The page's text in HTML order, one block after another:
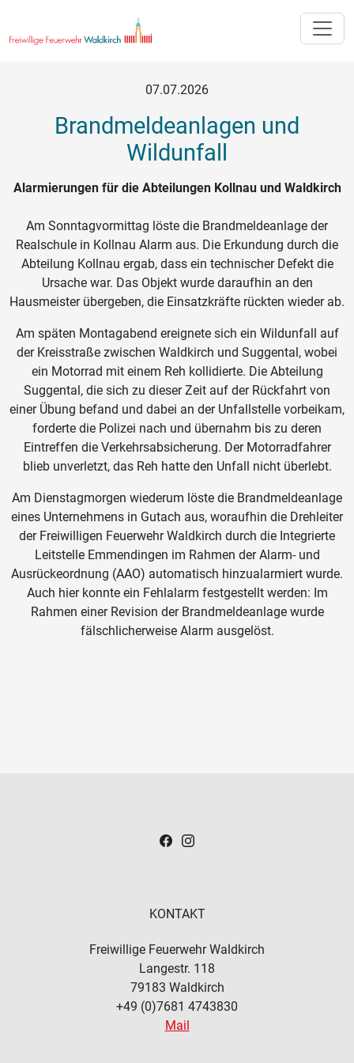
07.07.2026
Brandmeldeanlagen und
Wildunfall
Alarmierungen für die Abteilungen Kollnau und Waldkirch
Am Sonntagvormittag löste die Brandmeldeanlage der
Realschule in Kollnau Alarm aus. Die Erkundung durch die
Abteilung Kollnau ergab, dass ein technischer Defekt die
Ursache war. Das Objekt wurde daraufhin an den
Hausmeister übergeben, die Einsatzkräfte rückten wieder ab.
Am späten Montagabend ereignete sich ein Wildunfall auf
der Kreisstraße zwischen Waldkirch und Suggental, wobei
ein Motorrad mit einem Reh kollidierte. Die Abteilung
Suggental, die sich zu dieser Zeit auf der Rückfahrt von
einer Übung befand und dabei an der Unfallstelle vorbeikam,
forderte die Polizei nach und übernahm bis zu deren
Eintreffen die Verkehrsabsicherung. Der Motorradfahrer
blieb unverletzt, das Reh hatte den Unfall nicht überlebt.
Am Dienstagmorgen wiederum löste die Brandmeldeanlage
eines Unternehmens in Gutach aus, woraufhin die Drehleiter
der Freiwilligen Feuerwehr Waldkirch durch die Integrierte
Leitstelle Emmendingen im Rahmen der Alarm- und
Ausrückeordnung (AAO) automatisch hinzualarmiert wurde.
Auch hier konnte ein Fehlalarm festgestellt werden: Im
Rahmen einer Revision der Brandmeldeanlage wurde
fälschlicherweise Alarm ausgelöst.
KONTAKT
Freiwillige Feuerwehr Waldkirch
Langestr. 118
79183 Waldkirch
+49 (0)7681 4743830
Mail